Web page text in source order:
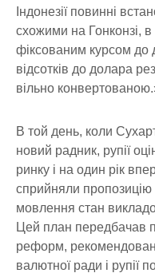
Індонезії повинні
схожими на Гонконзі, в
фіксованим курсом
відсотків до долара
вільно
В той день, коли
новий радник, рупії
ринку і на один рік
сприйняли пропозицію
мовлення стан
Цей план передбачав
реформ,
валютної ради і рупії